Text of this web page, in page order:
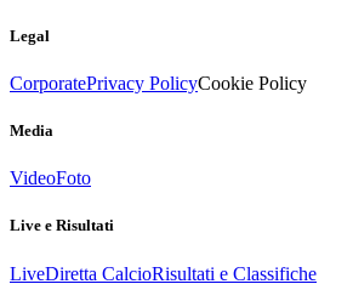
Legal
CorporatePrivacy PolicyCookie Policy
Media
VideoFoto
Live e Risultati
LiveDiretta CalcioRisultati e Classifiche